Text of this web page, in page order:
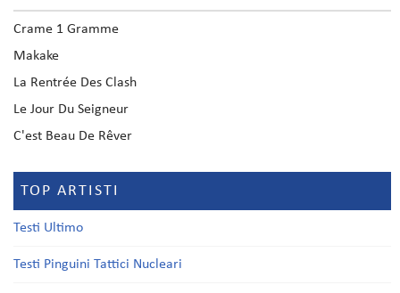
Crame 1 Gramme
Makake
La Rentrée Des Clash
Le Jour Du Seigneur
C'est Beau De Rêver
TOP ARTISTI
Testi Ultimo
Testi Pinguini Tattici Nucleari